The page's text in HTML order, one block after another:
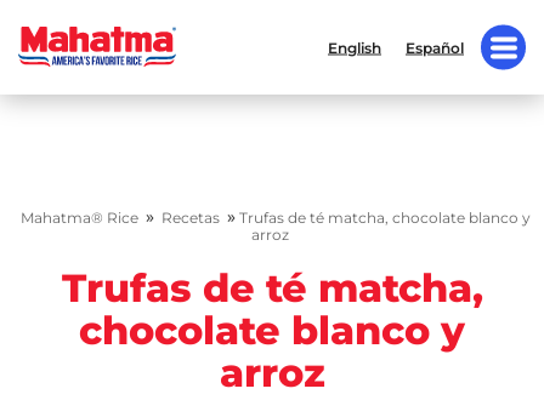
English Español
Mahatma® Rice » Recetas » Trufas de té matcha, chocolate blanco y
arroz
Trufas de té matcha,
chocolate blanco y
arroz